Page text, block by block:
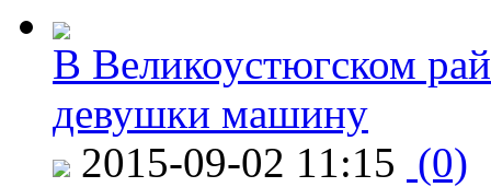
В Великоустюгском
девушки машину
2015-09-02 11:15 (0)